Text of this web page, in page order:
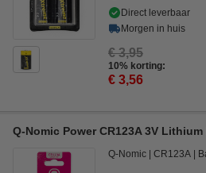
Direct leverbaar
Morgen in huis
€ 3,95
10% korting:
€ 3,56
Q-Nomic Power CR123A 3V
Q-Nomic CR123A